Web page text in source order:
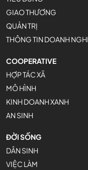
GIAO THƯƠNG
QUẢN TRỊ
THÔNG TIN DOANH
COOPERATIVE
HỢP TÁC XÃ
MÔ HÌNH
KINH DOANH XANH
AN SINH
ĐỜI SỐNG
DÂN SINH
VIỆC LÀM